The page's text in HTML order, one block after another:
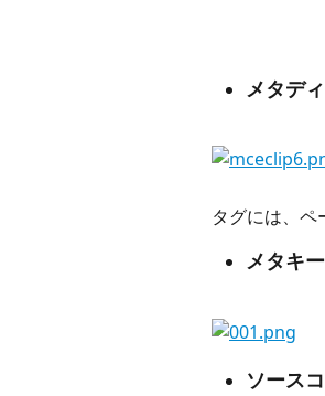
メタデ
タグには、ペ
メタキ
ソース